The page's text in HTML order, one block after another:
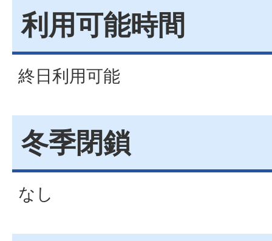
利用可能時間
終日利用可能
冬季閉鎖
なし